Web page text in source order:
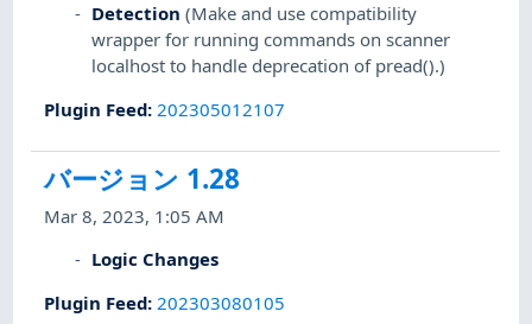
Detection (Make and use compatibility
wrapper for running commands on scanner
localhost to handle deprecation of pread().)
Plugin Feed: 202305012107
バージョン 1.28
Mar 8, 2023, 1:05 AM
Logic Changes
Plugin Feed: 202303080105